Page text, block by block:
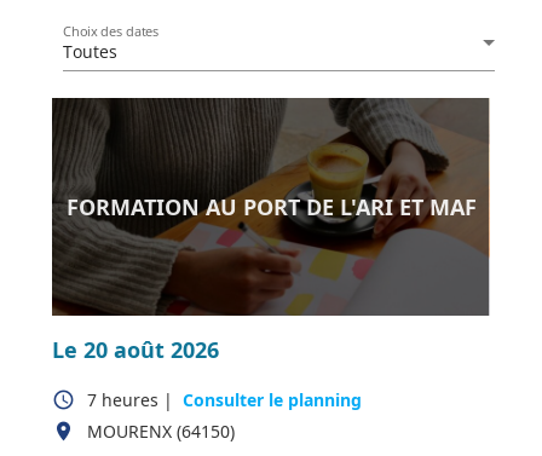
Choix des dates
Toutes
FORMATION AU PORT DE L'ARI ET MAF
Le 20 août 2026
access_time 7 heures | Consulter le planning
place
MOURENX (64150)